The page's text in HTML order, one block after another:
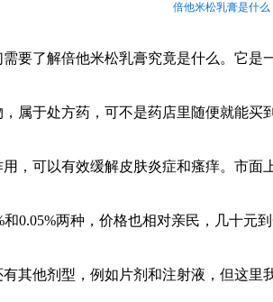
倍他米松乳膏是什么
需要了解倍他米松乳膏究竟是什么。它是
，属于处方药，可不是药店里随便就能买
用，可以有效缓解皮肤炎症和瘙痒。市面
和0.05%两种，价格也相对亲民，几十元
有其他剂型，例如片剂和注射液，但这里